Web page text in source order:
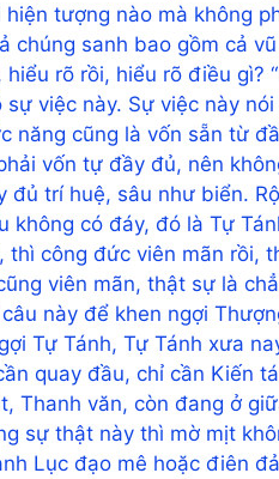
tượng nào mà không
chúng sanh bao gồm cả
rõ rồi, hiểu rõ điều gì?
việc này. Sự việc này
năng cũng là vốn sẵn từ
vốn tự đầy đủ, nên
trí huệ, sâu như biển.
không có đáy, đó là Tự
công đức viên mãn rồi,
viên mãn, thật sự là
này để khen ngợi
Tự Tánh, Tự Tánh xưa
quay đầu, chỉ cần Kiến
Thanh văn, còn đang ở
sự thật này thì mờ mịt
Lục đạo mê hoặc điên